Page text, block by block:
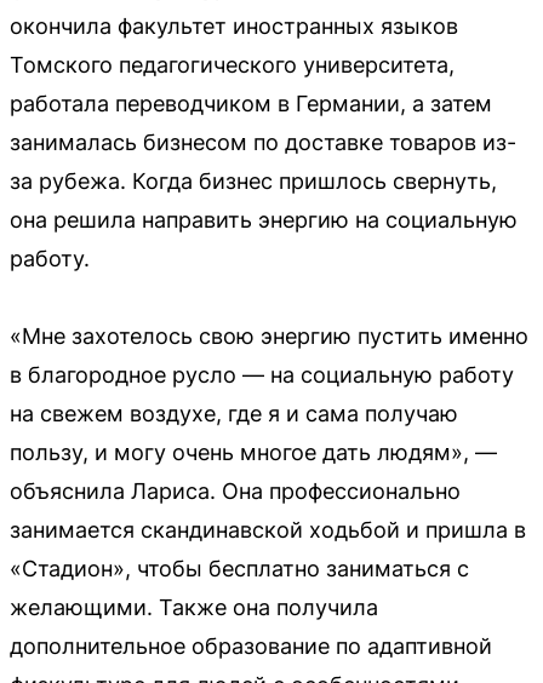
окончила факультет иностранных языков
Томского педагогического университета,
работала переводчиком в Германии, а затем
занималась бизнесом по доставке товаров из-
за рубежа. Когда бизнес пришлось свернуть,
она решила направить энергию на социальную
работу.
«Мне захотелось свою энергию пустить именно
в благородное русло — на социальную работу
на свежем воздухе, где я и сама получаю
пользу, и могу очень многое дать людям», —
объяснила Лариса. Она профессионально
занимается скандинавской ходьбой и пришла в
«Стадион», чтобы бесплатно заниматься с
желающими. Также она получила
дополнительное образование по адаптивной